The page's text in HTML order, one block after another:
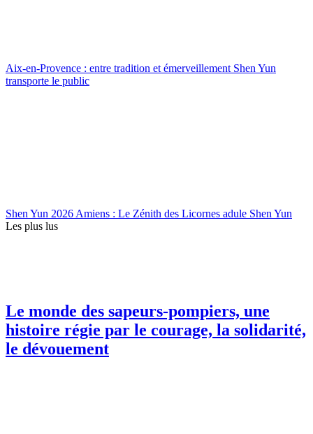
Aix-en-Provence : entre tradition et émerveillement Shen Yun
transporte le public
Shen Yun 2026 Amiens : Le Zénith des Licornes adule Shen Yun
Les plus lus
Le monde des sapeurs-pompiers, une
histoire régie par le courage, la solidarité,
le dévouement